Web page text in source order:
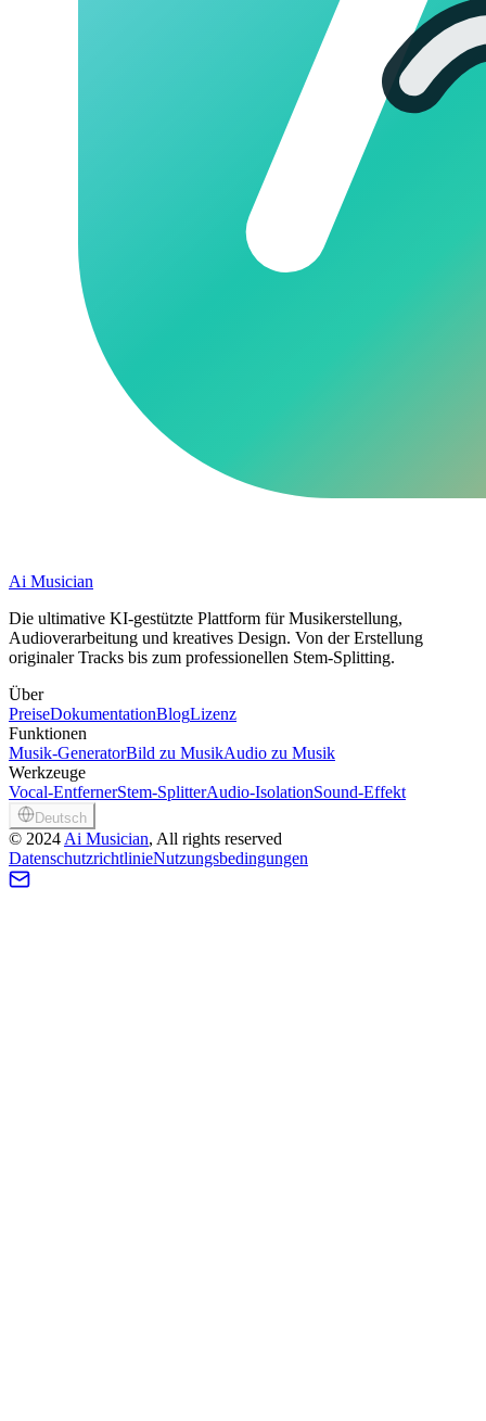
Ai Musician
Die ultimative KI-gestützte Plattform für Musikerstellung,
Audioverarbeitung und kreatives Design. Von der Erstellung
originaler Tracks bis zum professionellen Stem-Splitting.
Über
PreiseDokumentationBlogLizenz
Funktionen
Musik-GeneratorBild zu MusikAudio zu Musik
Werkzeuge
Vocal-EntfernerStem-SplitterAudio-IsolationSound-Effekt
Deutsch
© 2024 Ai Musician, All rights reserved
DatenschutzrichtlinieNutzungsbedingungen